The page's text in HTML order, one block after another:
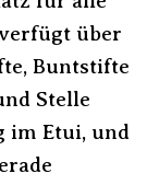
über
Buntstifte
Stelle
im Etui, und